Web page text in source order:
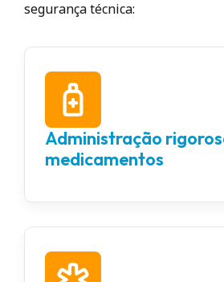
segurança técnica:
Administração
medicamentos